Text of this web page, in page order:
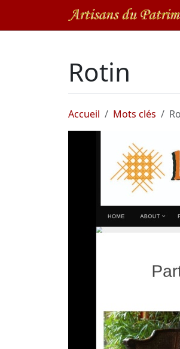
Rotin
Accueil Mots clés